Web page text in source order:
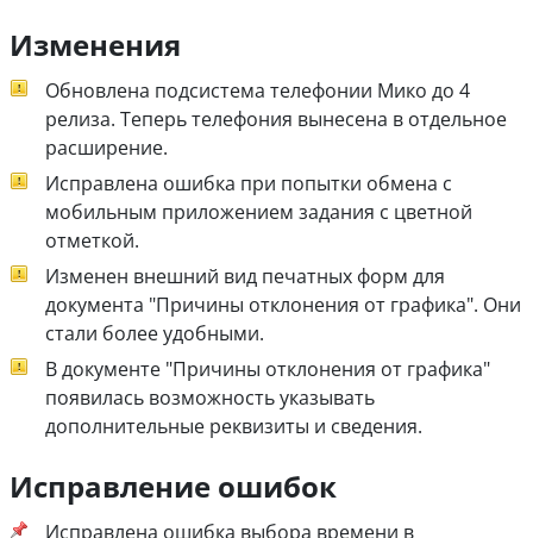
Изменения
Обновлена подсистема телефонии Мико до 4
релиза. Теперь телефония вынесена в отдельное
расширение.
Исправлена ошибка при попытки обмена с
мобильным приложением задания с цветной
отметкой.
Изменен внешний вид печатных форм для
документа "Причины отклонения от графика". Они
стали более удобными.
В документе "Причины отклонения от графика"
появилась возможность указывать
дополнительные реквизиты и сведения.
Исправление ошибок
Исправлена ошибка выбора времени в